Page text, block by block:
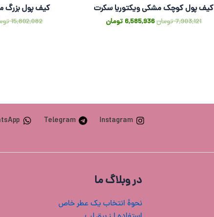
کیف پول کوچک مشکی ویکتوریا سکرت
7,903,121تومان6,585,936 تومان
کیف پول بزرگ
15,802,082
Instagram
Telegram
در وبلاگ ما
نحوۀ انتخاب یک عطر خاص